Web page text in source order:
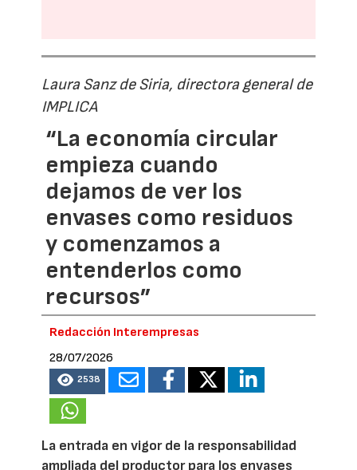
Laura Sanz de Siria, directora general de
IMPLICA
“La economía circular
empieza cuando
dejamos de ver los
envases como residuos
y comenzamos a
entenderlos como
recursos”
Redacción Interempresas
28/07/2026
2538
La entrada en vigor de la responsabilidad
ampliada del productor para los envases